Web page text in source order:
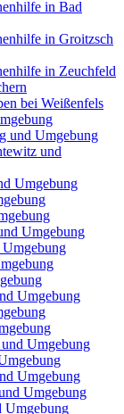
in Bad
in Groitzsch
in Zeuchfeld
bei Weißenfels
und Umgebung
und
Umgebung
Umgebung
Umgebung
Umgebung
Umgebung
Umgebung
Umgebung